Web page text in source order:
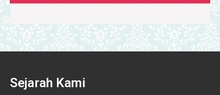
Sejarah Kami